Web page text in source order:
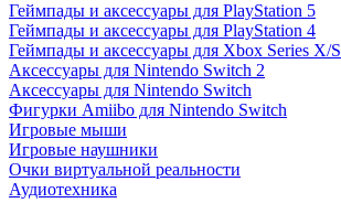
Геймпады и аксессуары для PlayStation 5
Геймпады и аксессуары для PlayStation 4
Геймпады и аксессуары для Xbox Series X/S
Аксессуары для Nintendo Switch 2
Аксессуары для Nintendo Switch
Фигурки Amiibo для Nintendo Switch
Игровые мыши
Игровые наушники
Очки виртуальной реальности
Аудиотехника